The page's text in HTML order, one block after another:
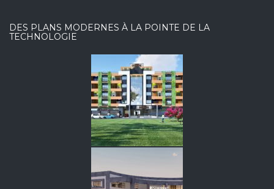
DES PLANS MODERNES À LA POINTE DE LA
TECHNOLOGIE